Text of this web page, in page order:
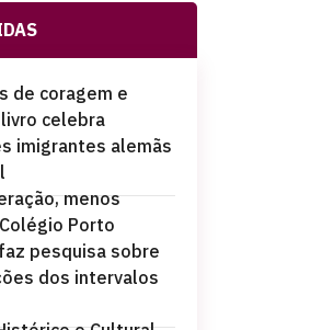
de coragem e
celebra
imigrantes alemãs
menos
Porto
pesquisa sobre
dos intervalos